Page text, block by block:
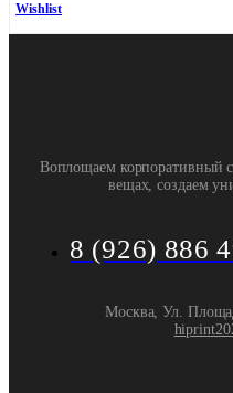
Wishlist
Воплощаем корпоративный
вещах, создаем
8 (926) 886
Москва, Ул.